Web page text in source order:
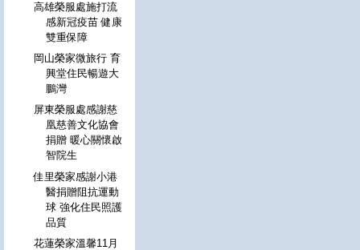
高雄榮服處施打流
感新冠疫苗 健康
雙重保障
岡山榮家微旅行 育
興堂住民暢遊大
鵬灣
屏東榮服處感謝慈
凰慈善文化協會
捐贈 暖心關懷啟
智院生
佳里榮家感謝小港
醫捐贈阻抗運動
球 強化住民照護
品質
花蓮榮家溫馨11月